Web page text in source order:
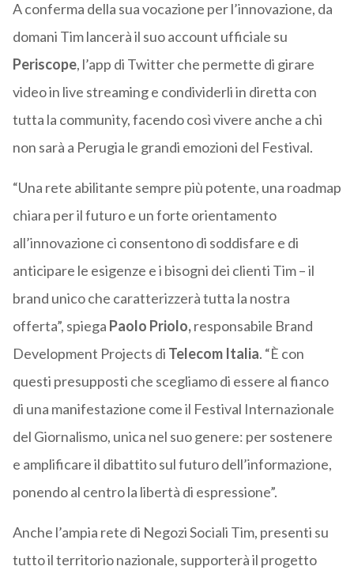
A conferma della sua vocazione per l’innovazione, da
domani Tim lancerà il suo account ufficiale su
Periscope, l’app di Twitter che permette di girare
video in live streaming e condividerli in diretta con
tutta la community, facendo così vivere anche a chi
non sarà a Perugia le grandi emozioni del Festival.
“Una rete abilitante sempre più potente, una roadmap
chiara per il futuro e un forte orientamento
all’innovazione ci consentono di soddisfare e di
anticipare le esigenze e i bisogni dei clienti Tim – il
brand unico che caratterizzerà tutta la nostra
offerta”, spiega Paolo Priolo,responsabile Brand
Development Projects di Telecom Italia. “È con
questi presupposti che scegliamo di essere al fianco
di una manifestazione come il Festival Internazionale
del Giornalismo, unica nel suo genere: per sostenere
e amplificare il dibattito sul futuro dell’informazione,
ponendo al centro la libertà di espressione”.
Anche l’ampia rete di Negozi Sociali Tim, presenti su
tutto il territorio nazionale, supporterà il progetto